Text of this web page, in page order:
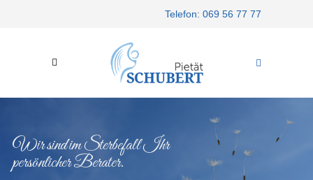
Telefon: 069 56 77 77
Wir sind im Sterbefall Ihr
persönlicher Berater.